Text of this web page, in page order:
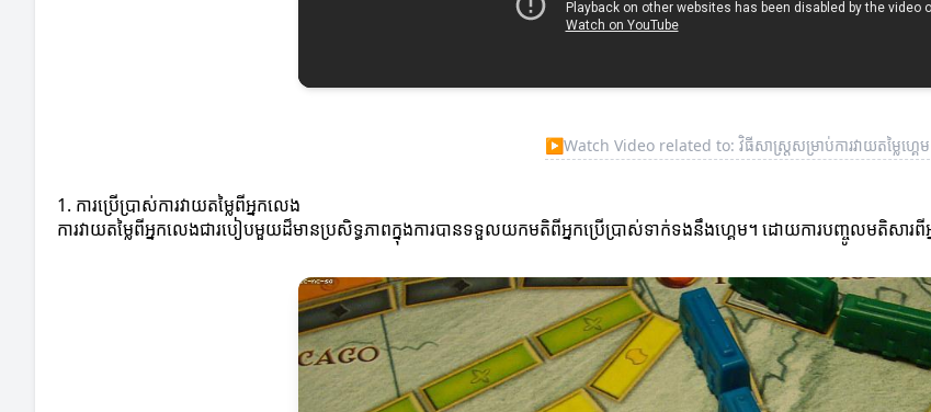
▶Watch Video related to: វិធីសាស្ត្រសម្រាប់ការវាយតម្លៃហ្គេម
1. ការប្រើប្រាស់ការវាយតម្លៃពីអ្នកលេង
ការវាយតម្លៃពីអ្នកលេងជារបៀបមួយដ៏មានប្រសិទ្ធភាពក្នុងការបានទទួលយកមតិពីអ្នកប្រើប្រាស់ទាក់ទងនឹងហ្គេម។ ដោយការបញ្ចូលមតិសារពីអ្ន